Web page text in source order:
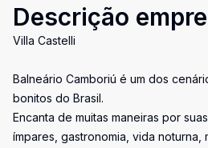
Descrição
Villa Castelli
Balneário Camboriú é um dos
bonitos do Brasil.
Encanta de muitas maneiras por
ímpares, gastronomia, vida noturna,